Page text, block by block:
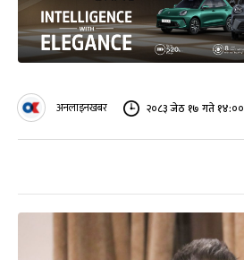
अनलाइनखबर २०८३ जेठ १७ गते १४:००